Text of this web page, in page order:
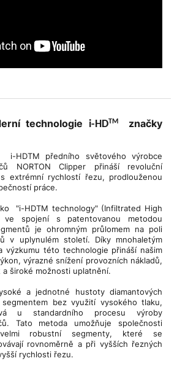
technologie i-HDTM značky
i-HDTM předního světového výrobce
NORTON Clipper přináší revoluční
extrémní rychlostí řezu, prodlouženou
práce.
"i-HDTM technology" (Infiltrated High
ve spojení s patentovanou metodou
je ohromným průlomem na poli
v uplynulém století. Díky mnohaletým
výzkumu této technologie přináší našim
výrazné snížení provozních nákladů,
široké možnosti uplatnění.
a jednotné hustoty diamantových
bez využití vysokého tlaku,
u standardního procesu výroby
Tato metoda umožňuje společnosti
robustní segmenty, které se
rovnoměrně a při vyšších řezných
rychlosti řezu.